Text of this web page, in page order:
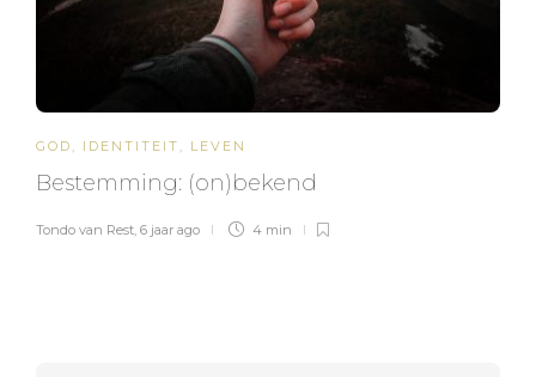
GOD, IDENTITEIT, LEVEN
Bestemming: (on)bekend
Tondo van Rest, 6 jaar ago 4 min